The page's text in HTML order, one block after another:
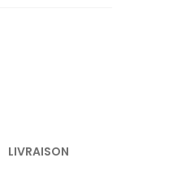
LIVRAISON